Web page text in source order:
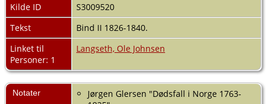
Kilde ID
S3009520
Tekst
Bind II 1826-1840.
Linket til
Personer: 1
Langseth, Ole Johnsen
Notater
Jørgen Glersen "Dødsfall i Norge 1763-